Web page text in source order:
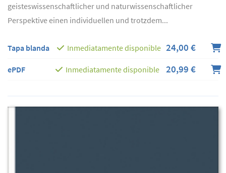
geisteswissenschaftlicher und naturwissenschaftlicher
Perspektive einen individuellen und trotzdem...
Tapa blanda Inmediatamente disponible 24,00 €
ePDF Inmediatamente disponible 20,99 €